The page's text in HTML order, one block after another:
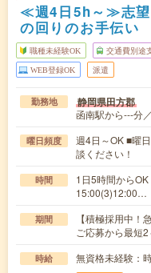
≪週4日5h～≫志望
の回りのお手伝い
職種未経験OK 交通費別途
WEB登録OK 派遣
勤務地 静岡県田方郡
函南駅から---分
曜日頻度
週4日～OK ■曜
談ください！
時間
1日5時間から
15:00(3)12:00…
期間
【積極採用中！
ご応募から最短
時給 無資格未経験